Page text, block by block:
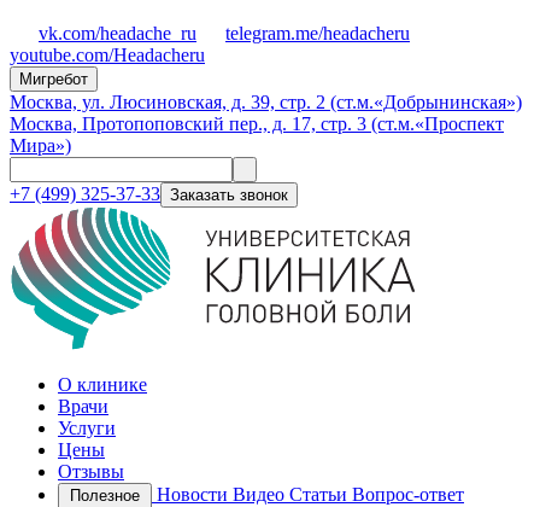
vk.com/headache_ru
telegram.me/headacheru
youtube.com/Headacheru
Мигребот
Москва, ул. Люсиновская, д. 39, стр. 2 (ст.м.«Добрынинская»)
Москва, Протопоповский пер., д. 17, стр. 3 (ст.м.«Проспект
Мира»)
+7 (499) 325-37-33 Заказать звонок
О клинике
Врачи
Услуги
Цены
Отзывы
Новости Видео Статьи Вопрос-ответ